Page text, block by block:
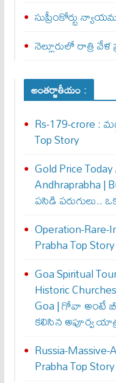
సుప్రీంకోర్టు
నెల్లూరులో రాత్రి
అంతర్జాతీయం :
Rs-179-crore :
Top Story
Gold Price
Andhraprabha |
పసిడి పరుగులు..
Operation-
Prabha Top Story
Goa Spiritual
Historic
Goa | గోవా అంటే
కలిసిన అపూర్వ
Russia-Massive-
Prabha Top Story